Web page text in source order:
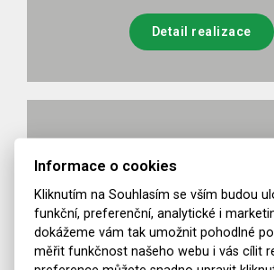
Detail realizace
Informace o cookies
Kliknutím na Souhlasím se vším budou
funkční, preferenční, analytické i
dokážeme vám tak umožnit pohodlné
měřit funkčnost našeho webu i vás cílit